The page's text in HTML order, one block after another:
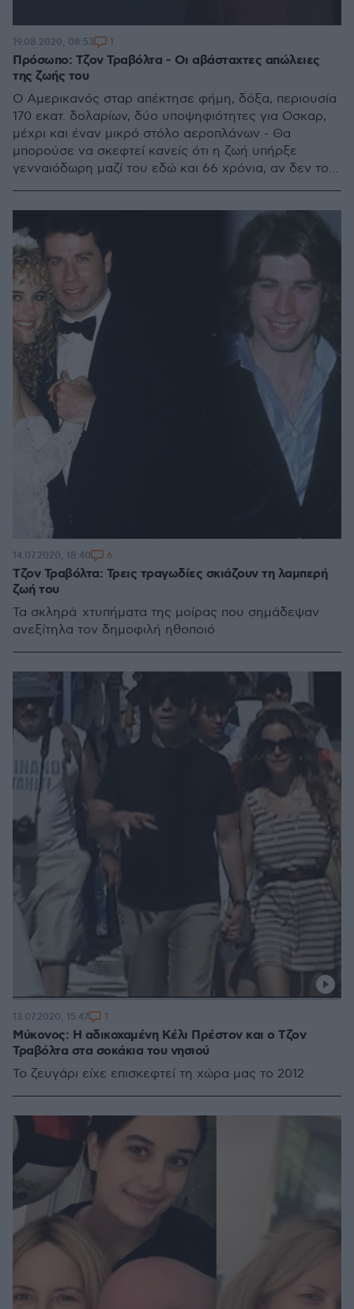
Πρόσωπο: Τζον Τραβόλτα - Οι αβάσταχτες απώλειες
της ζωής του
Ο Αμερικανός σταρ απέκτησε φήμη, δόξα, περιουσία
170 εκατ. δολαρίων, δύο υποψηφιότητες για Οσκαρ,
μέχρι και έναν μικρό στόλο αεροπλάνων - Θα
μπορούσε να σκεφτεί κανείς ότι η ζωή υπήρξε
γενναιόδωρη μαζί του εδώ και 66 χρόνια, αν δεν του
19.08.2020, 08:53 1
Τζον Τραβόλτα: Τρεις τραγωδίες σκιάζουν τη λαμπερή
ζωή του
Τα σκληρά χτυπήματα της μοίρας που σημάδεψαν
ανεξίτηλα τον δημοφιλή ηθοποιό
14.07.2020, 18:40 6
Μύκονος: Η αδικοχαμένη Κέλι Πρέστον και ο Τζον
Τραβόλτα στα σοκάκια του νησιού
Το ζευγάρι είχε επισκεφτεί τη χώρα μας το 2012
13.07.2020, 15:47 1